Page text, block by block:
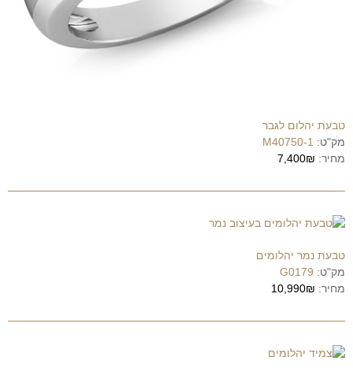
טבעת יהלום לגבר
מק"ט: M40750-1
מחיר: 7,400₪
טבעת נמר יהלומים
מק"ט: G0179
מחיר: 10,990₪